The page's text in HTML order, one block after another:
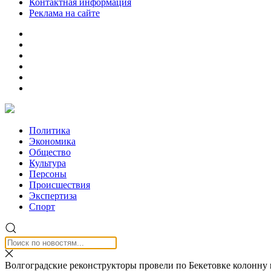
Контактная информация
Реклама на сайте
Политика
Экономика
Общество
Культура
Персоны
Происшествия
Экспертиза
Спорт
Волгоградские реконструкторы провели по Бекетовке